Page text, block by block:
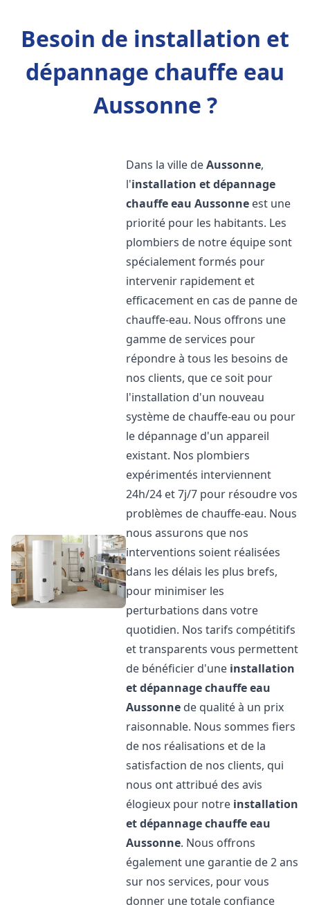
Besoin de installation et
dépannage chauffe eau
Aussonne ?
Dans la ville deAussonne,
l'installation et dépannage
chauffe eau Aussonne est une
priorité pour les habitants. Les
plombiers de notre équipe sont
spécialement formés pour
intervenir rapidement et
efficacement en cas de panne de
chauffe-eau. Nous offrons une
gamme de services pour
répondre à tous les besoins de
nos clients, que ce soit pour
l'installation d'un nouveau
système de chauffe-eau ou pour
le dépannage d'un appareil
existant. Nos plombiers
expérimentés interviennent
24h/24 et 7j/7 pour résoudre vos
problèmes de chauffe-eau. Nous
nous assurons que nos
interventions soient réalisées
dans les délais les plus brefs,
pour minimiser les
perturbations dans votre
quotidien. Nos tarifs compétitifs
et transparents vous permettent
de bénéficier d'une installation
et dépannage chauffe eau
Aussonne de qualité à un prix
raisonnable. Nous sommes fiers
de nos réalisations et de la
satisfaction de nos clients, qui
nous ont attribué des avis
élogieux pour notre installation
et dépannage chauffe eau
Aussonne. Nous offrons
également une garantie de 2 ans
sur nos services, pour vous
donner une totale confiance